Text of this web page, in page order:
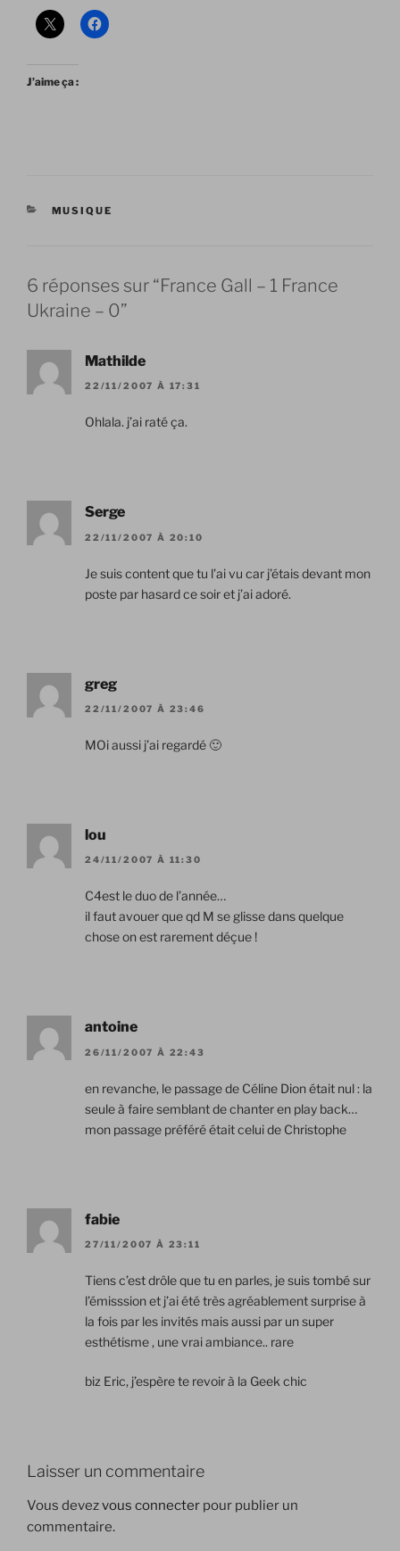
J’aime ça :
CATÉGORIES
MUSIQUE
6 réponses sur “France Gall – 1 France
Ukraine – 0”
Mathilde
22/11/2007 À 17:31
Ohlala. j’ai raté ça.
Serge
22/11/2007 À 20:10
Je suis content que tu l’ai vu car j’étais devant mon
poste par hasard ce soir et j’ai adoré.
greg
22/11/2007 À 23:46
MOi aussi j’ai regardé 🙂
lou
24/11/2007 À 11:30
C4est le duo de l’année…
il faut avouer que qd M se glisse dans quelque
chose on est rarement déçue !
antoine
26/11/2007 À 22:43
en revanche, le passage de Céline Dion était nul : la
seule à faire semblant de chanter en play back…
mon passage préféré était celui de Christophe
fabie
27/11/2007 À 23:11
Tiens c’est drôle que tu en parles, je suis tombé sur
l’émisssion et j’ai été très agréablement surprise à
la fois par les invités mais aussi par un super
esthétisme , une vrai ambiance.. rare
biz Eric, j’espère te revoir à la Geek chic
Laisser un commentaire
Vous devezvous connecter pour publier un
commentaire.